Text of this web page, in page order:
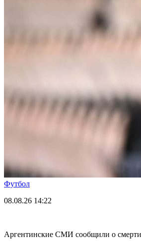
Футбол
08.08.26 14:22
Аргентинские СМИ сообщили о